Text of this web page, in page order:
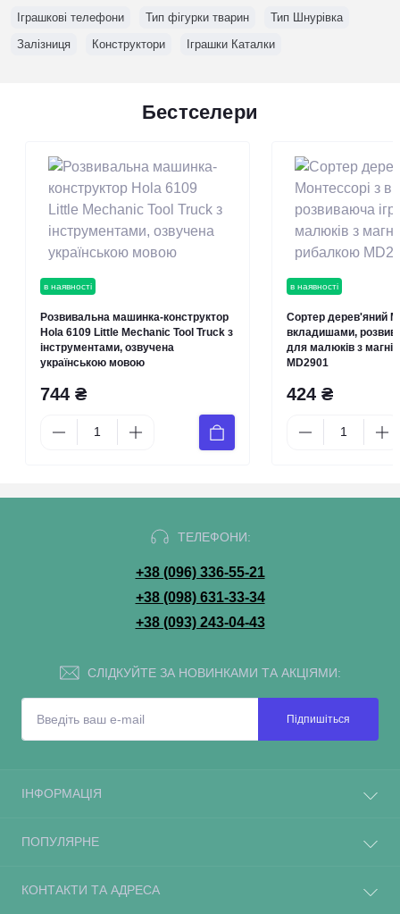
Іграшкові телефони Тип фігурки тварин
Тип Шнурівка
Залізниця
Конструктори Іграшки Каталки
Бестселери
в наявності
Розвивальна машинка-конструктор
Hola 6109 Little Mechanic Tool Truck з
інструментами, озвучена
українською мовою
744 ₴
в наявності
Сортер дерев'яний
вкладишами,
для малюків з
MD2901
424 ₴
ТЕЛЕФОНИ:
+38 (096) 336-55-21
+38 (098) 631-33-34
+38 (093) 243-04-43
СЛІДКУЙТЕ ЗА НОВИНКАМИ ТА АКЦІЯМИ:
Підпишіться
ІНФОРМАЦІЯ
ПОПУЛЯРНЕ
КОНТАКТИ ТА АДРЕСА